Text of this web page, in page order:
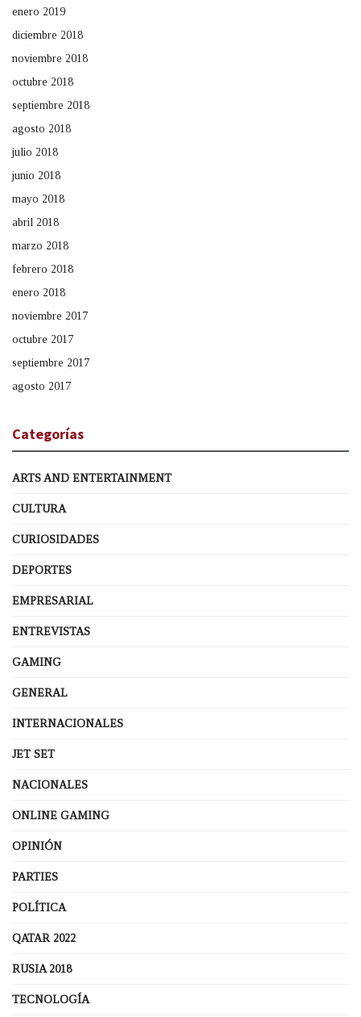
enero 2019
diciembre 2018
noviembre 2018
octubre 2018
septiembre 2018
agosto 2018
julio 2018
junio 2018
mayo 2018
abril 2018
marzo 2018
febrero 2018
enero 2018
noviembre 2017
octubre 2017
septiembre 2017
agosto 2017
Categorías
ARTS AND ENTERTAINMENT
CULTURA
CURIOSIDADES
DEPORTES
EMPRESARIAL
ENTREVISTAS
GAMING
GENERAL
INTERNACIONALES
JET SET
NACIONALES
ONLINE GAMING
OPINIÓN
PARTIES
POLÍTICA
QATAR 2022
RUSIA 2018
TECNOLOGÍA